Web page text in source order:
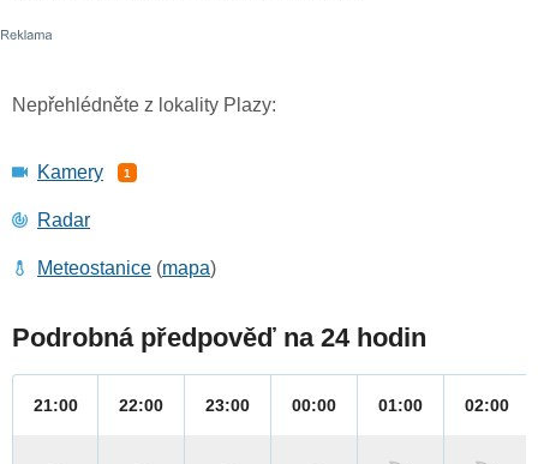
Nepřehlédněte z lokality Plazy:
Kamery 1
Radar
Meteostanice (mapa)
Podrobná předpověď na 24 hodin
21:00 22:00 23:00 00:00 01:00 02:00